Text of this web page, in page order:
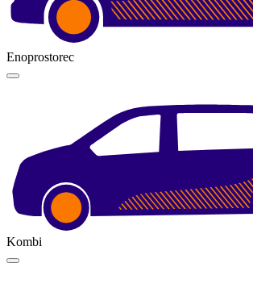
Enoprostorec
Kombi